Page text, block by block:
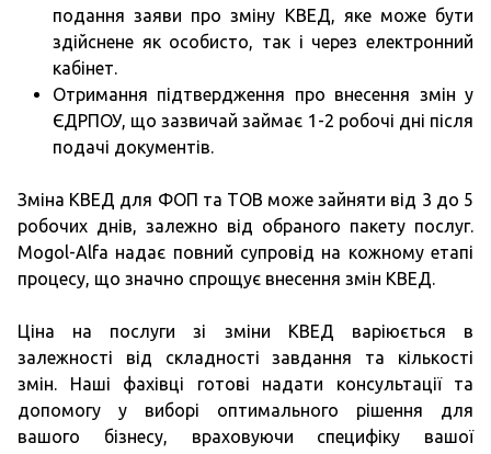
подання заяви про зміну КВЕД, яке може бути
здійснене як особисто, так і через електронний
кабінет.
Отримання підтвердження про внесення змін у
ЄДРПОУ, що зазвичай займає 1-2 робочі дні після
подачі документів.
Зміна КВЕД для ФОП та ТОВ може зайняти від 3 до 5
робочих днів, залежно від обраного пакету послуг.
Mogol-Alfa надає повний супровід на кожному етапі
процесу, що значно спрощує внесення змін КВЕД.
Ціна на послуги зі зміни КВЕД варіюється в
залежності від складності завдання та кількості
змін. Наші фахівці готові надати консультації та
допомогу у виборі оптимального рішення для
вашого бізнесу, враховуючи специфіку вашої